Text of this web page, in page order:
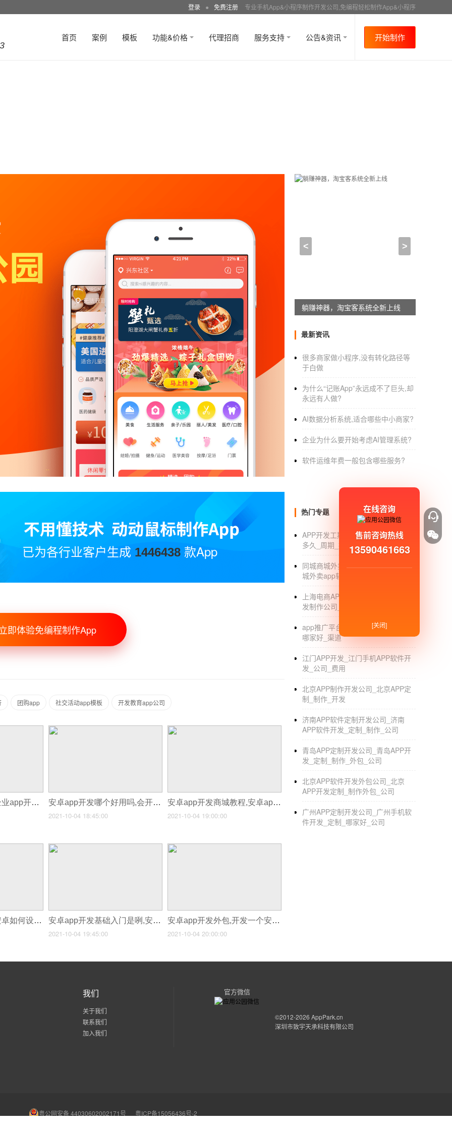
登录 ● 免费注册 专业手机App&小程序制作开发公司,免编程轻松制作App&小程序
首页 案例 模板 功能&价格 代理招商 服务支持 公告&资讯 开始制作
2021-01-20 17:15:00
人设叫Talkin’Girls
候，你的iphone就能给为你排解忧愁了。
【交谈模式】 从可爱萌音到粗暴骂声，
【礼物模式】 赠送礼物，收集隐藏语音
【词语收集】 按照喜欢的顺序播放已经
APP开发公司为用户推荐几款拍照软
关拍照的新功能。
小编我
个可以让你用语音命令来启动相机的快门，
由于手抖造成的震动、重影和失真。自拍
个APP软件主要亮点就是能给人带来惊叹可
日程管理app开发成为私人助理
时间对于每个人来说都是公平的，但并
花费时间去管理时间的话，其实就是反人性
化为日程，省去了繁琐的输入过程。 日程管
让过程变得更快，系统就会自动把有用的信
之后，随时参与和查看团队日程，日程有变
件、时间、地点、人物等非常结构化的信息
像，可以帮助用户安排自己的日程。成为效
已为各行业客户生成 1446438 款App
即体验免编程制作App
团购app 社交活动app模板 开发教育app公司
安卓app开发周期,企业app开发周期 安卓app开发哪个好用吗,会开发app
2021-10-04 18:45:00
安卓app开发商城教程,安卓app开发教程
2021-10-04 19:00:00
安卓app开发基础,安卓如何设计开发app 安卓app开发基础入门是咧,安卓app开发入门教程
2021-10-04 19:45:00
安卓app开发外包,开发一个安卓app多少钱
2021-10-04 20:00:00
< >
躺赚神器，淘宝客系统全新上线
最新资讯
很多商家做小程序,没有转化路径等
于白做
为什么“记账App”永远成不了巨头,却
永远有人做?
AI数据分析系统,适合哪些中小商家?
企业为什么要开始考虑AI管理系统?
软件运维年费一般包含哪些服务?
热门专题
APP开发工期_开发一个安卓APP要
多久_周期_报价
同城商城外卖app如何开发_同城商
城外卖app软件开发公司
上海电商APP制作_上海电商APP开
发制作公司_排名_费用
app推广平台_app推广平台有哪些_
哪家好_渠道
江门APP开发_江门手机APP软件开
发_公司_费用
北京APP制作开发公司_北京APP定
制_制作_开发
济南APP软件定制开发公司_济南
APP软件开发_定制_制作_公司
青岛APP定制开发公司_青岛APP开
发_定制_制作_外包_公司
北京APP软件开发外包公司_北京
APP开发定制_制作外包_公司
广州APP定制开发公司_广州手机软
件开发_定制_哪家好_公司
我们
关于我们
联系我们
加入我们
官方微信
©2012-2026 AppPark.cn
深圳市致宇天承科技有限公司
粤公网安备 44030602002171号 粤ICP备15056436号-2
在线咨询
售前咨询热线
13590461663
[关闭]